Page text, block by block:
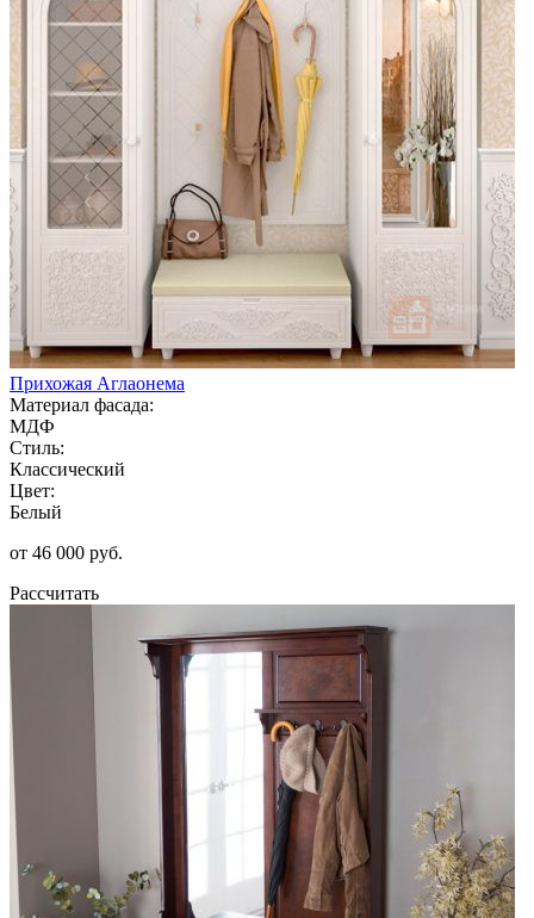
Прихожая Аглаонема
Материал фасада:
МДФ
Стиль:
Классический
Цвет:
Белый
от 46 000 руб.
Рассчитать